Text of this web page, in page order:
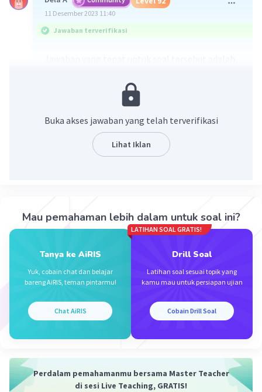
11 Desember 2023 11:40
Jawaban terverifikasi
Dimetahui baris pertama (a) = 15
b (beda) = 3
Ditanya = jumlah kursi di ruangan tersebut (S
Penyelesaian =
= n/2 (2a + (n – 1)b)
S20= 10(87)
S20= 870
Jadi, banyaknya kursi di ruangan tersebut ada
870 kursi
Beri Rating·0.0(0) Balas
Iklan
Buka akses jawaban yang telah terverifikasi
Lihat Iklan
Mau pemahaman lebih dalam untuk soal ini?
Tanya ke AiRIS
Yuk, cobain chat dan belajar
bareng AiRIS, teman pintarmu!
Chat AiRIS
LATIHAN SOAL GRATIS!
Drill Soal
Latihan soal sesuai topik yang
kamu mau untuk persiapan ujian
Cobain Drill Soal
Perdalam pemahamanmu bersama Master Teacher
di sesi Live Teaching, GRATIS!